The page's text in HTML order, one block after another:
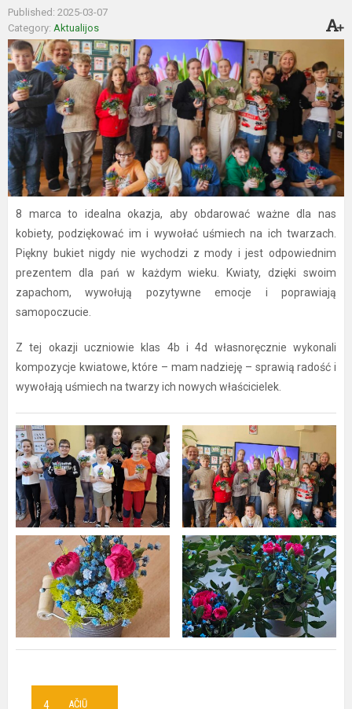
Published: 2025-03-07
Category: Aktualijos
8 marca to idealna okazja, aby obdarować ważne dla nas
kobiety, podziękować im i wywołać uśmiech na ich twarzach.
Piękny bukiet nigdy nie wychodzi z mody i jest odpowiednim
prezentem dla pań w każdym wieku. Kwiaty, dzięki swoim
zapachom, wywołują pozytywne emocje i poprawiają
samopoczucie.
Z tej okazji uczniowie klas 4b i 4d własnoręcznie wykonali
kompozycje kwiatowe, które – mam nadzieję – sprawią radość i
wywołają uśmiech na twarzy ich nowych właścicielek.
AČIŪ
4